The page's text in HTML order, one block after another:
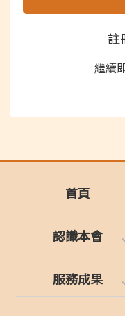
註
繼續
首頁
認識本會
服務成果